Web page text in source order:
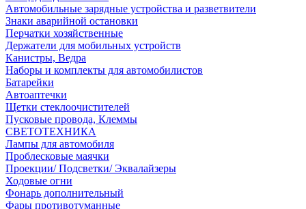
Автомобильные зарядные устройства и разветвители
Знаки аварийной остановки
Перчатки хозяйственные
Держатели для мобильных устройств
Канистры, Ведра
Наборы и комплекты для автомобилистов
Батарейки
Автоаптечки
Щетки стеклоочистителей
Пусковые провода, Клеммы
СВЕТОТЕХНИКА
Лампы для автомобиля
Проблесковые маячки
Проекции/ Подсветки/ Эквалайзеры
Ходовые огни
Фонарь дополнительный
Фары противотуманные